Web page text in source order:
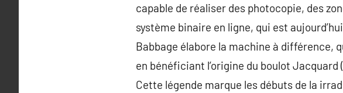
capable de réaliser des photocopie, des
système binaire en ligne, qui est
Babbage élabore la machine à différence,
en bénéficiant l’origine du boulot
Cette légende marque les débuts de la